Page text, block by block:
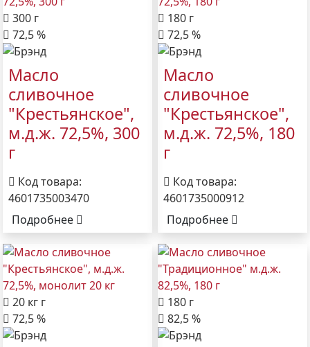
300 г
72,5 %
Масло
сливочное
"Крестьянское",
м.д.ж. 72,5%, 300
г
Код товара:
4601735003470
Подробнее
180 г
72,5 %
Масло
сливочное
"Крестьянское",
м.д.ж. 72,5%, 180
г
Код товара:
4601735000912
Подробнее
20 кг г
72,5 %
180 г
82,5 %